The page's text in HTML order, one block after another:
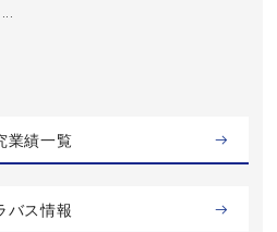
業績一覧
バス情報